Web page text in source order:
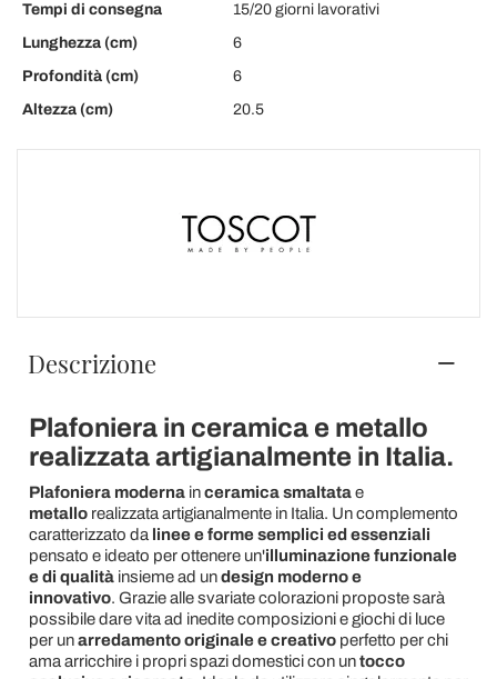
Tempi di consegna
15/20 giorni lavorativi
Lunghezza (cm)
6
Profondità (cm)
6
Altezza (cm)
20.5
Descrizione
Plafoniera in ceramica e metallo
realizzata artigianalmente in Italia.
Plafoniera moderna inceramica smaltatae
metallo realizzata artigianalmente in Italia. Un complemento
caratterizzato da linee e forme semplici ed essenziali
pensato e ideato per ottenere un'illuminazione funzionale
e di qualitàinsieme ad undesign moderno e
innovativo. Grazie alle svariate colorazioni proposte sarà
possibile dare vita ad inedite composizioni e giochi di luce
per unarredamento originale e creativo perfetto per chi
ama arricchire i propri spazi domestici con untocco